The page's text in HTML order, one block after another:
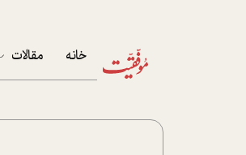
خانه مقالات